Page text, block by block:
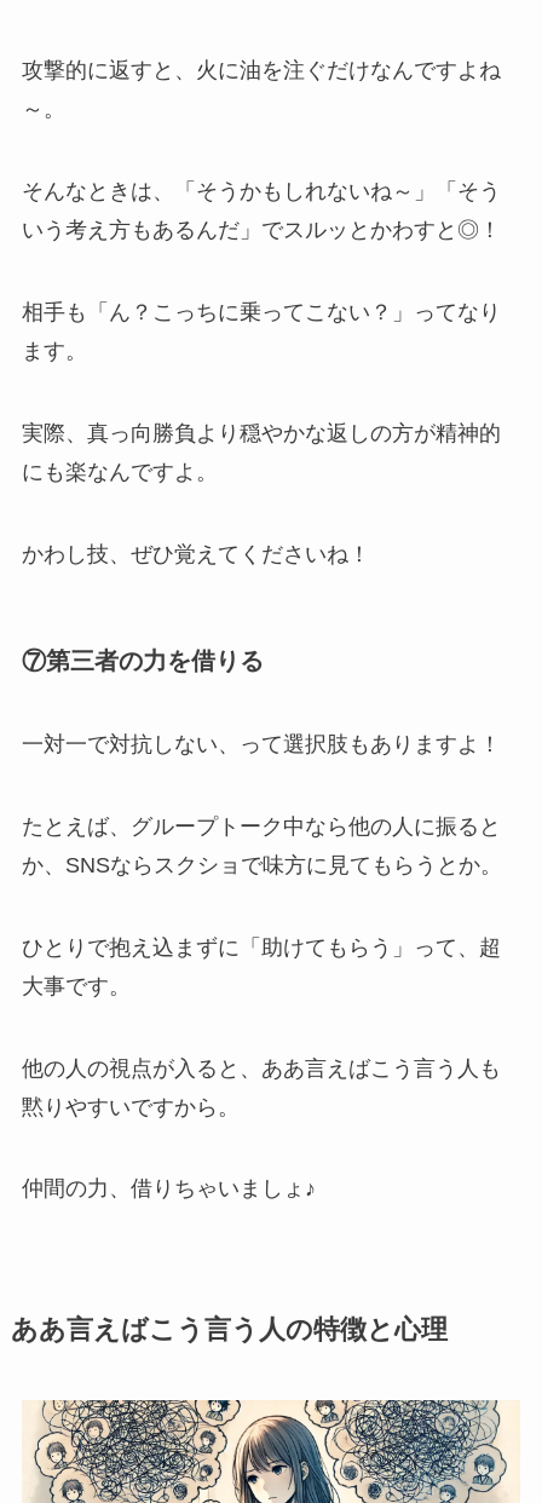
攻撃的に返すと、火に油を注ぐだけなんですよね
～。
そんなときは、「そうかもしれないね～」「そう
いう考え方もあるんだ」でスルッとかわすと◎！
相手も「ん？こっちに乗ってこない？」ってなり
ます。
実際、真っ向勝負より穏やかな返しの方が精神的
にも楽なんですよ。
かわし技、ぜひ覚えてくださいね！
⑦第三者の力を借りる
一対一で対抗しない、って選択肢もありますよ！
たとえば、グループトーク中なら他の人に振ると
か、SNSならスクショで味方に見てもらうとか。
ひとりで抱え込まずに「助けてもらう」って、超
大事です。
他の人の視点が入ると、ああ言えばこう言う人も
黙りやすいですから。
仲間の力、借りちゃいましょ♪
ああ言えばこう言う人の特徴と心理